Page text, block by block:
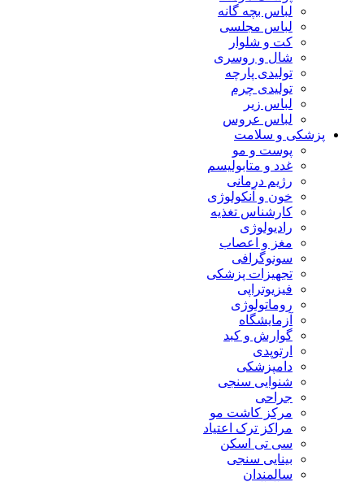
لباس بچه گانه
لباس مجلسی
کت و شلوار
شال و روسری
تولیدی پارچه
تولیدی چرم
لباس زیر
لباس عروس
پزشکی و سلامت
پوست و مو
غدد و متابولیسم
رژیم درمانی
خون و آنکولوژی
کارشناس تغذیه
رادیولوژی
مغز و اعصاب
سونوگرافی
تجهیزات پزشکی
فیزیوتراپی
روماتولوژی
آزمایشگاه
گوارش و کبد
ارتوپدی
دامپزشکی
شنوایی سنجی
جراحی
مرکز کاشت مو
مراکز ترک اعتیاد
سی تی اسکن
بینایی سنجی
سالمندان